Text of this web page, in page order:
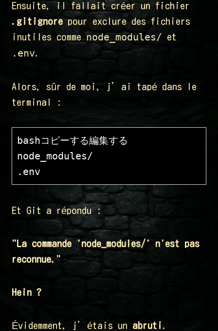
Ensuite, il fallait créer un fichier
.gitignorepour exclure des fichiers
inutiles commenode_modules/ et
.env.
Alors, sûr de moi, j’ai tapé dans le
terminal :
bashコピーする編集する
node_modules/
Et Git a répondu :
"La commande 'node_modules/' n'est pas
reconnue."
Hein ?
Évidemment, j’étais un abruti .